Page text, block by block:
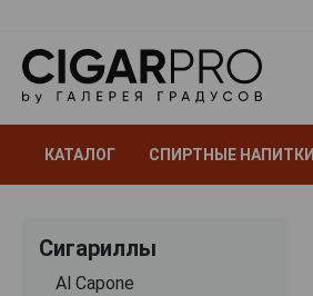
КАТАЛОГ СПИРТНЫЕ НАПИТКИ
Сигариллы
Al Capone